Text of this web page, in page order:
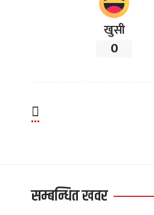
खुसी
0
सम्बन्धित खवर